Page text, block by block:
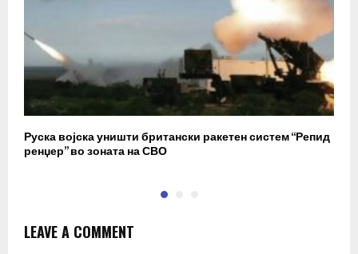
Руска војска уништи британски ракетен систем “Репид
ренџер” во зоната на СВО
LEAVE A COMMENT